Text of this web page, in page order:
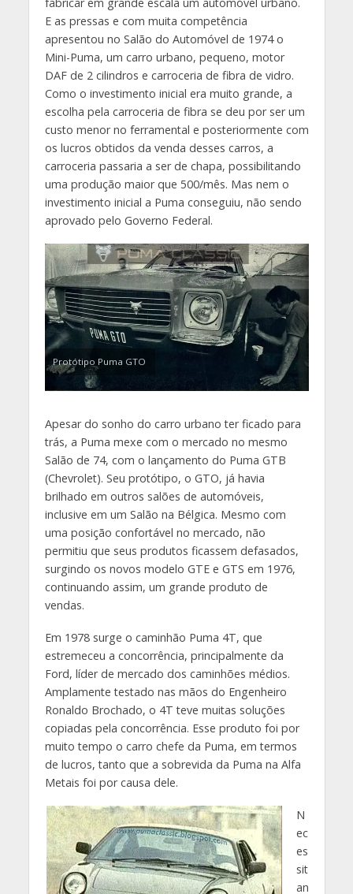
E as pressas e com muita competência
apresentou no Salão do Automóvel de 1974 o
Mini-Puma, um carro urbano, pequeno, motor
DAF de 2 cilindros e carroceria de fibra de vidro.
Como o investimento inicial era muito grande, a
escolha pela carroceria de fibra se deu por ser um
custo menor no ferramental e posteriormente com
os lucros obtidos da venda desses carros, a
carroceria passaria a ser de chapa, possibilitando
uma produção maior que 500/mês. Mas nem o
investimento inicial a Puma conseguiu, não sendo
aprovado pelo Governo Federal.
Protótipo Puma GTO
Apesar do sonho do carro urbano ter ficado para
trás, a Puma mexe com o mercado no mesmo
Salão de 74, com o lançamento do Puma GTB
(Chevrolet). Seu protótipo, o GTO, já havia
brilhado em outros salões de automóveis,
inclusive em um Salão na Bélgica. Mesmo com
uma posição confortável no mercado, não
permitiu que seus produtos ficassem defasados,
surgindo os novos modelo GTE e GTS em 1976,
continuando assim, um grande produto de
vendas.
Em 1978 surge o caminhão Puma 4T, que
estremeceu a concorrência, principalmente da
Ford, líder de mercado dos caminhões médios.
Amplamente testado nas mãos do Engenheiro
Ronaldo Brochado, o 4T teve muitas soluções
copiadas pela concorrência. Esse produto foi por
muito tempo o carro chefe da Puma, em termos
de lucros, tanto que a sobrevida da Puma na Alfa
Metais foi por causa dele.
N
ec
es
sit
an